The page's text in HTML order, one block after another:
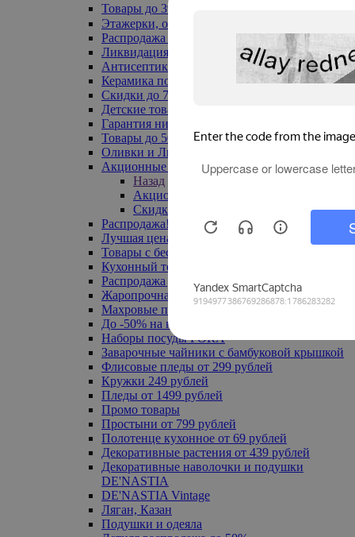
Товары до 399₽
Этажерки, обувницы
Распродажа текстиля до -50%
Ликвидация до -70%
Антисептики
Керамика по 129 руб
Скидки до 70%
Детские товары
Гарантия низкой цены
Товары до 500 руб
Оливки и Лимоны
Акционные товары
Назад
Акционные товары
Скидка 20% по промокоду
Распродажа! Ульяновск до -70%
Лучшая цена
Товары с бесплатной доставкой
Кухонный текстиль
Распродажа до -50%
Жаропрочная посуда
Махровые полотенца
До -50% на ковры
Наборы посуды FORA
Заварочные чайники с бамбуковой крышкой
Флисовые пледы от 299 рублей
Кружки 249 рублей
Пледы от 1499 рублей
Промо товары
Простыни от 799 рублей
Полотенце кухонное от 69 рублей
Декоративные растения от 439 рублей
Декоративные наволочки и подушки
DE'NASTIA
DE'NASTIA Vintage
Ляган, Казан
Подушки и одеяла